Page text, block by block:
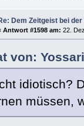
Dem Zeitgeist bei
Antwort #1598 am: 22.
von:
idiotisch?
müssen,